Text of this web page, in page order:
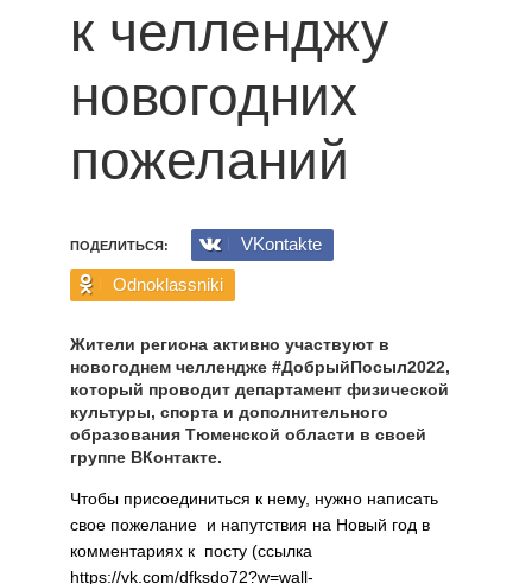
к челленджу
новогодних
пожеланий
ПОДЕЛИТЬСЯ:
VKontakte
Odnoklassniki
Жители региона активно участвуют в
новогоднем челлендже #ДобрыйПосыл2022,
который проводит департамент физической
культуры, спорта и дополнительного
образования Тюменской области в своей
группе ВКонтакте.
Чтобы присоединиться к нему, нужно написать
свое пожелание и напутствия на Новый год в
комментариях к посту (ссылка
https://vk.com/dfksdo72?w=wall-